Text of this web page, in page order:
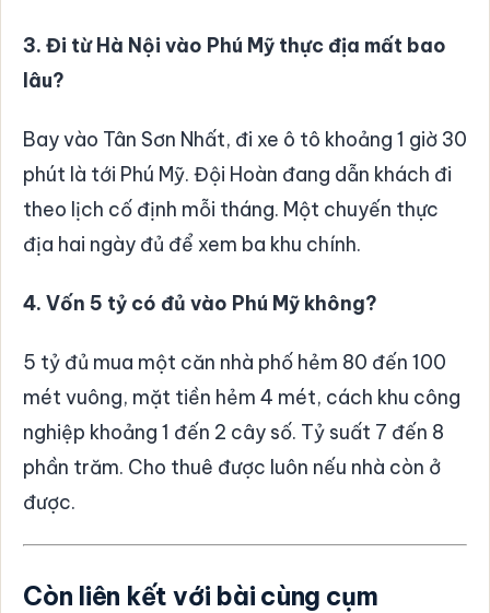
3. Đi từ Hà Nội vào Phú Mỹ thực địa mất bao
lâu?
Bay vào Tân Sơn Nhất, đi xe ô tô khoảng 1 giờ 30
phút là tới Phú Mỹ. Đội Hoàn đang dẫn khách đi
theo lịch cố định mỗi tháng. Một chuyến thực
địa hai ngày đủ để xem ba khu chính.
4. Vốn 5 tỷ có đủ vào Phú Mỹ không?
5 tỷ đủ mua một căn nhà phố hẻm 80 đến 100
mét vuông, mặt tiền hẻm 4 mét, cách khu công
nghiệp khoảng 1 đến 2 cây số. Tỷ suất 7 đến 8
phần trăm. Cho thuê được luôn nếu nhà còn ở
được.
Còn liên kết với bài cùng cụm